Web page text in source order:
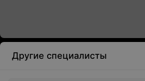
Другие специалисты